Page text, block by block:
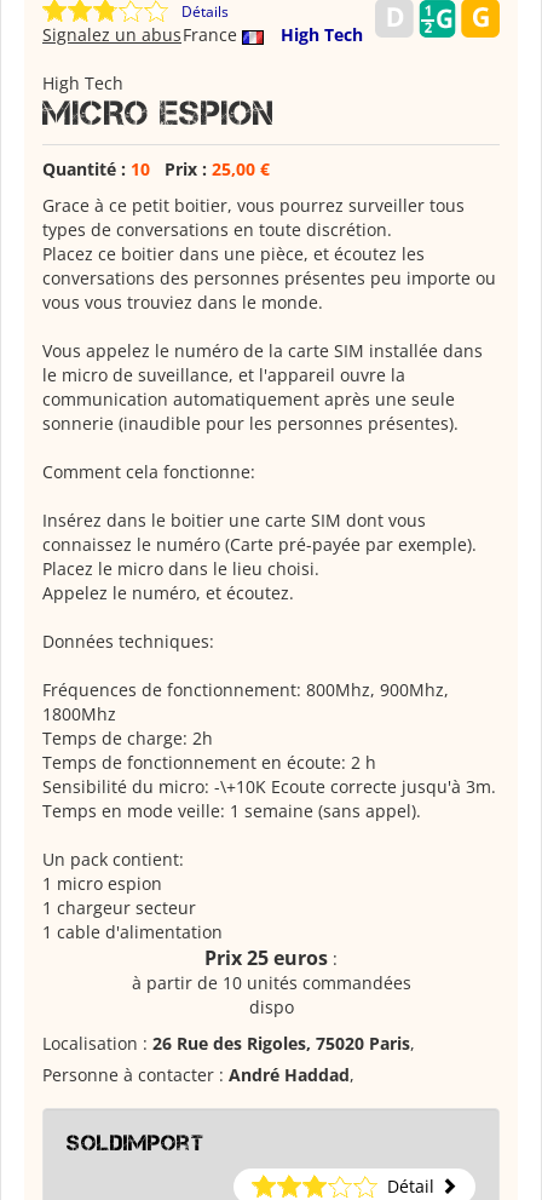
Détails
France High Tech
Signalez un abus
High Tech
MICRO ESPION
Quantité : 10 Prix : 25,00 €
Grace à ce petit boitier, vous pourrez surveiller tous
types de conversations en toute discrétion.
Placez ce boitier dans une pièce, et écoutez les
conversations des personnes présentes peu importe ou
vous vous trouviez dans le monde.
Vous appelez le numéro de la carte SIM installée dans
le micro de suveillance, et l'appareil ouvre la
communication automatiquement après une seule
sonnerie (inaudible pour les personnes présentes).
Comment cela fonctionne:
Insérez dans le boitier une carte SIM dont vous
connaissez le numéro (Carte pré-payée par exemple).
Placez le micro dans le lieu choisi.
Appelez le numéro, et écoutez.
Données techniques:
Fréquences de fonctionnement: 800Mhz, 900Mhz,
1800Mhz
Temps de charge: 2h
Temps de fonctionnement en écoute: 2 h
Sensibilité du micro: -\+10K Ecoute correcte jusqu'à 3m.
Temps en mode veille: 1 semaine (sans appel).
Un pack contient:
1 micro espion
1 chargeur secteur
1 cable d'alimentation
Prix 25 euros :
à partir de 10 unités commandées
dispo
Localisation : 26 Rue des Rigoles, 75020 Paris,
Personne à contacter : André Haddad,
soldimport
Détail